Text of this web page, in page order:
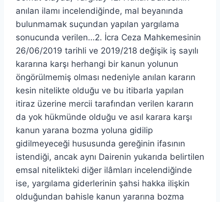
anılan ilamı incelendiğinde, mal beyanında
bulunmamak suçundan yapılan yargılama
sonucunda verilen…2. İcra Ceza Mahkemesinin
26/06/2019 tarihli ve 2019/218 değişik iş sayılı
kararına karşı herhangi bir kanun yolunun
öngörülmemiş olması nedeniyle anılan kararın
kesin nitelikte olduğu ve bu itibarla yapılan
itiraz üzerine mercii tarafından verilen kararın
da yok hükmünde olduğu ve asıl karara karşı
kanun yarana bozma yoluna gidilip
gidilmeyeceği hususunda gereğinin ifasının
istendiği, ancak aynı Dairenin yukarıda belirtilen
emsal nitelikteki diğer ilâmları incelendiğinde
ise, yargılama giderlerinin şahsi hakka ilişkin
olduğundan bahisle kanun yararına bozma